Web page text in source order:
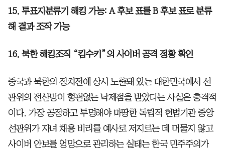
15. 투표지분류기 해킹 가능: A 후보 표를 B 후보 표로 분류
해 결과 조작 가능
16. 북한 해킹조직 “킴수키”의 사이버 공격 정황 확인
중국과 북한의 정치전에 상시 노출돼 있는 대한민국에서 선
관위의 전산망이 형편없는 낙제점을 받았다는 사실은 충격적
이다. 가장 공정하고 투명해야 마땅한 독립적 헌법기관 중앙
선관위가 자녀 채용 비리를 예사로 저지르는 데 머물지 않고
사이버 안보를 엉망으로 관리하는 실태는 한국 민주주의가